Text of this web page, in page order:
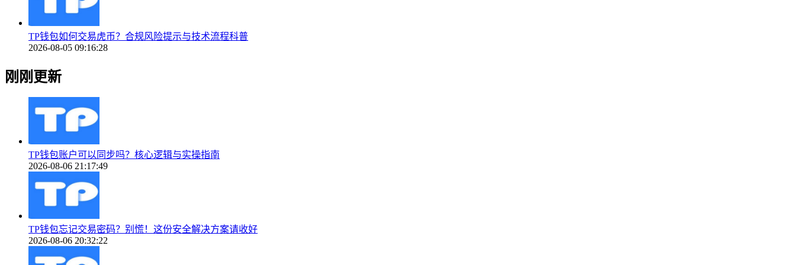
TP钱包如何交易虎币？合规风险提示与技术流程科普
2026-08-05 09:16:28
刚刚更新
TP钱包账户可以同步吗？核心逻辑与实操指南
2026-08-06 21:17:49
TP钱包忘记交易密码？别慌！这份安全解决方案请收好
2026-08-06 20:32:22